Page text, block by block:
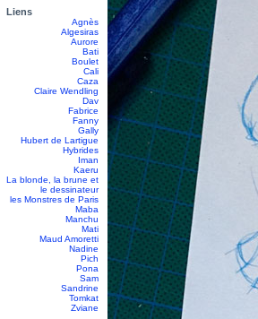
Liens
Agnès
Algesiras
Aurore
Bati
Boulet
Cali
Caza
Claire Wendling
Dav
Fabrice
Fanny
Gally
Hubert de Lartigue
Hybrides
Iman
Kaeru
La blonde, la brune et
le dessinateur
les Monstres de Paris
Maba
Manchu
Mati
Maud Amoretti
Nadine
Pich
Pona
Sam
Sandrine
Tomkat
Zviane